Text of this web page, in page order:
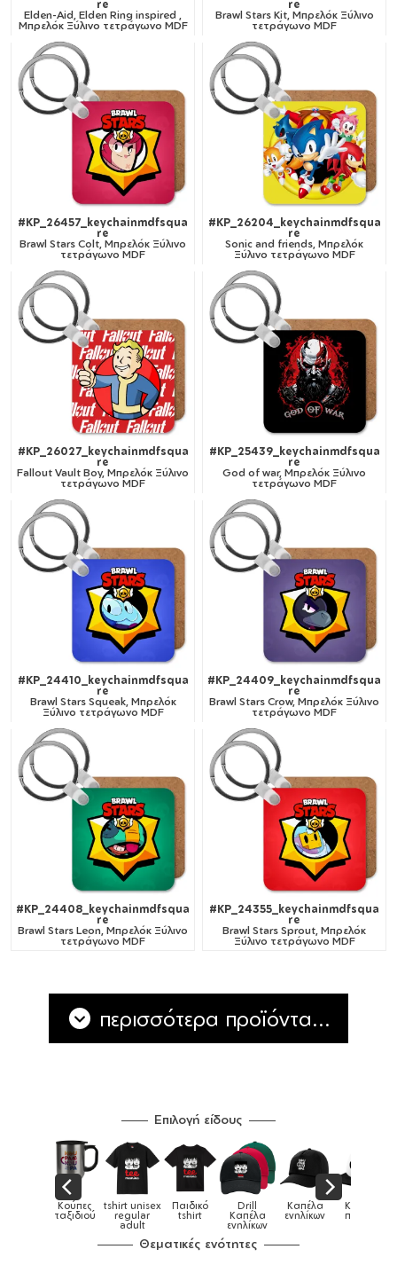
re
Elden-Aid, Elden Ring inspired ,
Μπρελόκ Ξύλινο τετράγωνο MDF
re
Brawl Stars Kit, Μπρελόκ Ξύλινο
τετράγωνο MDF
#KP_26457_keychainmdfsqua
re
Brawl Stars Colt, Μπρελόκ Ξύλινο
τετράγωνο MDF
#KP_26204_keychainmdfsqua
re
Sonic and friends, Μπρελόκ
Ξύλινο τετράγωνο MDF
#KP_26027_keychainmdfsqua
re
Fallout Vault Boy, Μπρελόκ Ξύλινο
τετράγωνο MDF
#KP_25439_keychainmdfsqua
re
God of war, Μπρελόκ Ξύλινο
τετράγωνο MDF
#KP_24410_keychainmdfsqua
re
Brawl Stars Squeak, Μπρελόκ
Ξύλινο τετράγωνο MDF
#KP_24409_keychainmdfsqua
re
Brawl Stars Crow, Μπρελόκ Ξύλινο
τετράγωνο MDF
#KP_24408_keychainmdfsqua
re
Brawl Stars Leon, Μπρελόκ Ξύλινο
τετράγωνο MDF
#KP_24355_keychainmdfsqua
re
Brawl Stars Sprout, Μπρελόκ
Ξύλινο τετράγωνο MDF
περισσότερα προϊόντα...
Επιλογή είδους
Παιδικό
tshirt
Drill
Καπέλα
ενηλίκων
Καπέλα
ενηλίκων
Καπέλα
παιδικά Κούπες Κούπες
ειδικές
Θεματικές ενότητες